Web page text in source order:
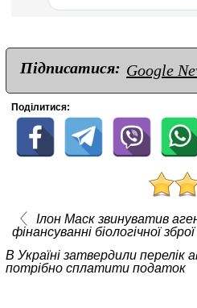
Підписатися: Google
Поділитися:
Ілон Маск звинуватив
фінансуванні біологічної зброї
В Україні затвердили перелік
потрібно сплатити податок